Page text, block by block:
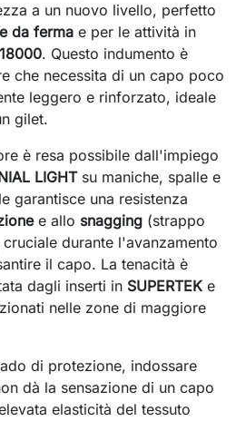
a un nuovo livello, perfetto
da ferma e per le attività in
. Questo indumento è
che necessita di un capo poco
leggero e rinforzato, ideale
gilet.
è resa possibile dall'impiego
LIGHTsu maniche, spalle e
garantisce una resistenza
e allo snagging (strappo
durante l'avanzamento
il capo. La tenacità è
dagli inserti in SUPERTEK e
nelle zone di maggiore
di protezione, indossare
dà la sensazione di un capo
elasticità del tessuto